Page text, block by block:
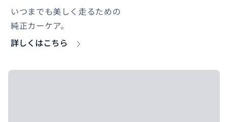
いつまでも美しく走るための
純正カーケア。
詳しくはこちら